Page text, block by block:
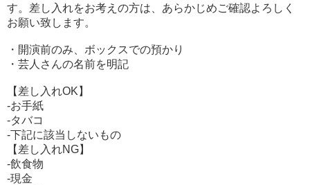
す。差し入れをお考えの方は、あらかじめご確認よろしく
お願い致します。
・開演前のみ、ボックスでの預かり
・芸人さんの名前を明記
【差し入れOK】
-お手紙
-タバコ
-下記に該当しないもの
【差し入れNG】
-飲食物
-現金